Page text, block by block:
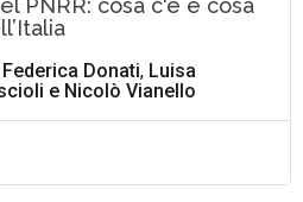
PNRR: cosa c'è e cosa
Federica Donati, Luisa
e Nicolò Vianello